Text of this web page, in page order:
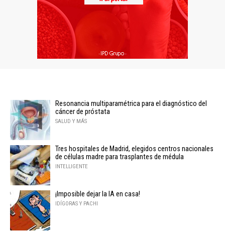
Resonancia multiparamétrica para el diagnóstico del
cáncer de próstata
SALUD Y MÁS
Tres hospitales de Madrid, elegidos centros nacionales
de células madre para trasplantes de médula
INTELLIGENTE
¡Imposible dejar la IA en casa!
IDÍGORAS Y PACHI